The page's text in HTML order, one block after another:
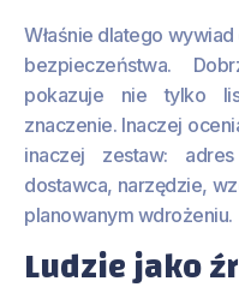
Właśnie dlatego
bezpieczeństwa.
pokazuje nie tylko
znaczenie. Inaczej
inaczej zestaw:
dostawca, narzędzie,
planowanym wdrożeniu.
Ludzie jako